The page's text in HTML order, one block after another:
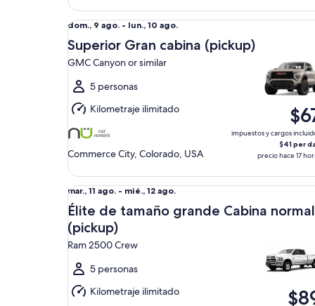
Del
dom.,
9
ago.
al
lun.,
10
ago.
dom., 9 ago. - lun., 10 ago.
Superior Gran cabina (pickup)
GMC Canyon or similar
5 personas
Kilometraje ilimitado
Commerce City, Colorado, USA
impuestos y cargos
$41 per
precio hace 17
Superior Gran cabina (pickup) GMC Canyon or
Del
mar.,
11
ago.
al
mié.,
ago.
mar., 11 ago. - mié., 12 ago.
Élite de tamaño grande Cabina normal
(pickup)
Ram 2500 Crew
5 personas
Kilometraje ilimitado
Élite de tamaño grande Cabina normal (pickup)